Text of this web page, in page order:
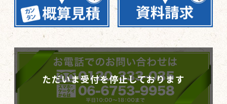
ただいま受付を停止しております